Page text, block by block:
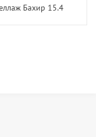
Бахир 15.4